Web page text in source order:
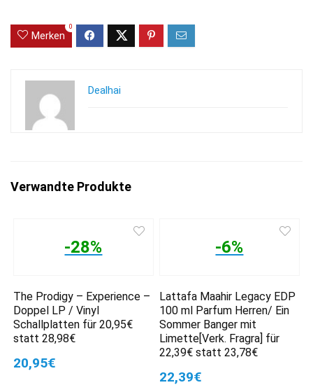
Merken
0
Dealhai
Verwandte Produkte
-28%
The Prodigy – Experience –
Doppel LP / Vinyl
Schallplatten für 20,95€
statt 28,98€
20,95€
-6%
Lattafa Maahir Legacy EDP
100 ml Parfum Herren/ Ein
Sommer Banger mit
Limette[Verk. Fragra] für
22,39€ statt 23,78€
22,39€